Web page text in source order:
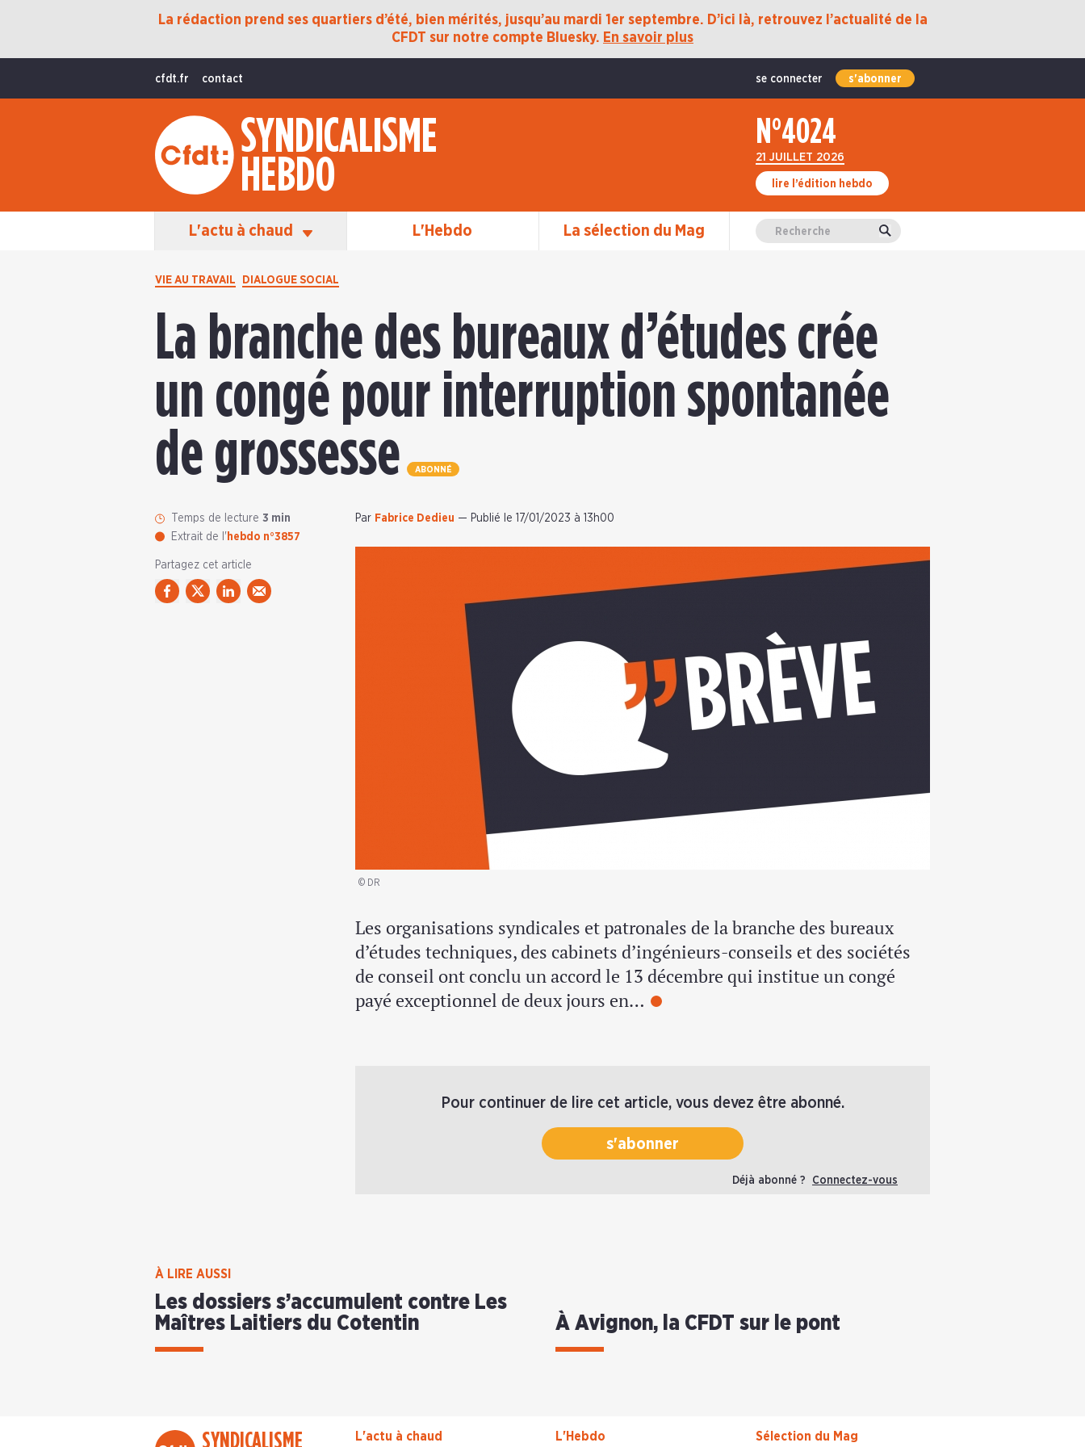
La rédaction prend ses quartiers d’été, bien mérités, jusqu’au mardi 1er septembre. D’ici là, retrouvez l’actualité de la
CFDT sur notre compte Bluesky. En savoir plus
cfdt.fr contact se connecter s'abonner
SYNDICALISME
HEBDO
N°4024
21 JUILLET 2026
lire l’édition hebdo
L'actu à chaud
Protection Sociale
International
La Vie De La CFDT
Les Équipes En Action L'Hebdo La sélection du Mag Valider
VIE AU TRAVAIL DIALOGUE SOCIAL
La branche des bureaux d’études crée
un congé pour interruption spontanée
de grossesse
ABONNÉ
Temps de lecture 3 min
Extrait de l' hebdo n°3857
Partagez cet article
Par Fabrice Dedieu — Publié le 17/01/2023 à 13h00
© DR
Les organisations syndicales et patronales de la branche des bureaux
d’études techniques, des cabinets d’ingénieurs-conseils et des sociétés
de conseil ont conclu un accord le 13 décembre qui institue un congé
payé exceptionnel de deux jours en…
Pour continuer de lire cet article, vous devez être abonné.
s'abonner
Déjà abonné ? Connectez-vous
À LIRE AUSSI
Les dossiers s’accumulent contre Les
Maîtres Laitiers du Cotentin
À Avignon, la CFDT sur le pont
SYNDICALISME L'actu à chaud L'Hebdo Sélection du Mag